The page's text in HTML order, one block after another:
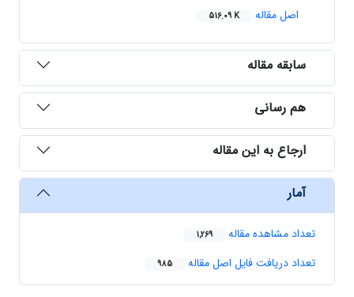
اصل مقاله
516.09 K
سابقه مقاله
هم رسانی
ارجاع به این مقاله
آمار
تعداد مشاهده مقاله 1,269
تعداد دریافت فایل اصل مقاله 985